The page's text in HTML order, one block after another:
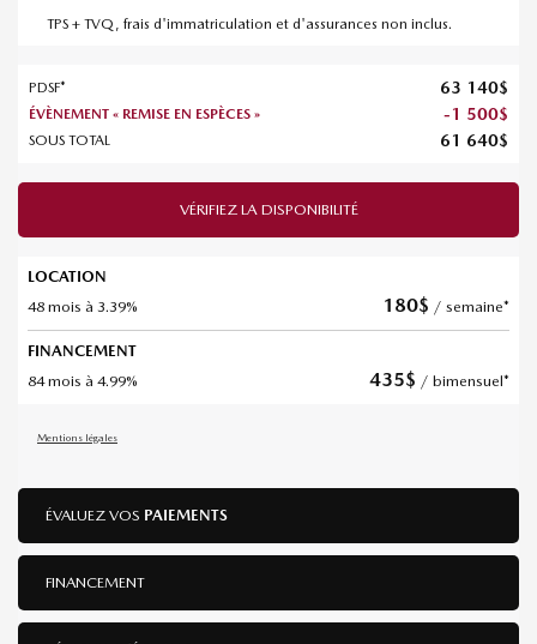
TPS + TVQ, frais d'immatriculation et d'assurances non inclus.
PDSF* 63 140$
ÉVÈNEMENT « REMISE EN ESPÈCES » -1 500$
SOUS TOTAL 61 640$
VÉRIFIEZ LA DISPONIBILITÉ
LOCATION
48 mois à 3.39%
180$ / semaine*
FINANCEMENT
84 mois à 4.99%
435$ / bimensuel*
Mentions légales
ÉVALUEZ VOS PAIEMENTS
FINANCEMENT